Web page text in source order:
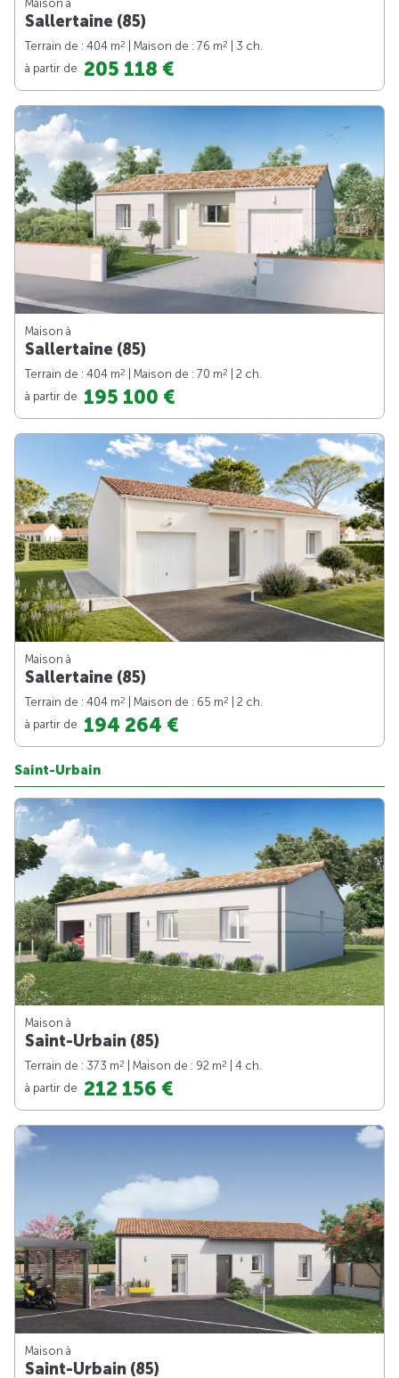
Maison à
Sallertaine (85)
Terrain de : 404 m2 | Maison de : 76 m2
| 3 ch.
à partir de 205 118 €
Maison à
Sallertaine (85)
Terrain de : 404 m2 | Maison de : 70 m2
| 2 ch.
à partir de 195 100 €
Maison à
Sallertaine (85)
Terrain de : 404 m2 | Maison de : 65 m2
| 2 ch.
à partir de 194 264 €
Saint-Urbain
Maison à
Saint-Urbain (85)
Terrain de : 373 m2 | Maison de : 92 m2
| 4 ch.
à partir de 212 156 €
Maison à
Saint-Urbain (85)